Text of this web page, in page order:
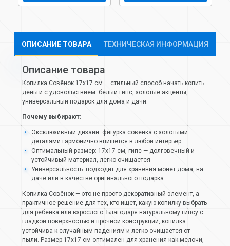
ОПИСАНИЕ ТОВАРА ТЕХНИЧЕСКАЯ ИНФОРМАЦИЯ
Описание товара
Копилка Совёнок 17х17 см — стильный способ начать копить
деньги с удовольствием: белый гипс, золотые акценты,
универсальный подарок для дома и дачи.
Почему выбирают:
Эксклюзивный дизайн: фигурка совёнка с золотыми
деталями гармонично впишется в любой интерьер
Оптимальный размер: 17х17 см, гипс — долговечный и
устойчивый материал, легко очищается
Универсальность: подходит для хранения монет дома, на
даче или в качестве оригинального подарка
Копилка Совёнок — это не просто декоративный элемент, а
практичное решение для тех, кто ищет, какую копилку выбрать
для ребёнка или взрослого. Благодаря натуральному гипсу с
гладкой поверхностью и прочной конструкции, копилка
устойчива к случайным падениям и легко очищается от
пыли. Размер 17х17 см оптимален для хранения как мелочи,